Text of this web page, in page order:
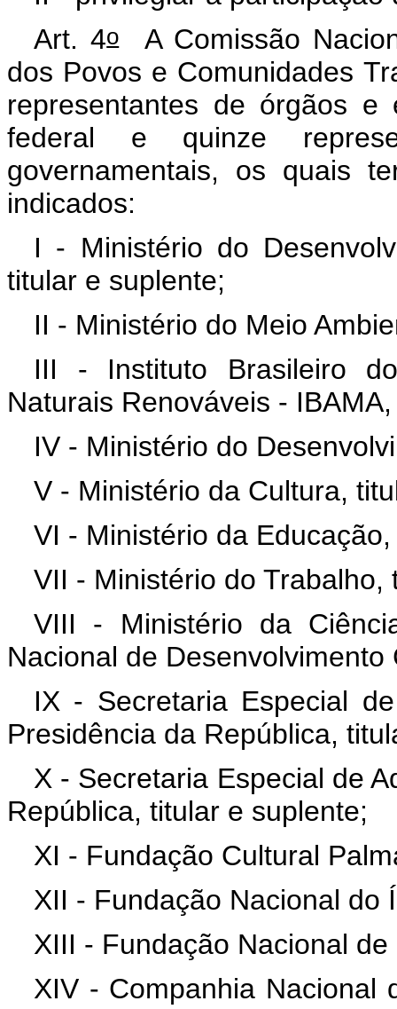
Art. 4oA Comissão
dos Povos e Comunidades
representantes de órgãos e
federal e quinze
governamentais, os quais
indicados:
I - Ministério do
titular e suplente;
II - Ministério do Meio
III - Instituto Brasileiro
Naturais Renováveis -
IV - Ministério do
V - Ministério da Cultura,
VI - Ministério da
VII - Ministério do Trabalho,
VIII - Ministério da
Nacional de
IX - Secretaria Especial
Presidência da República,
X - Secretaria Especial de
República, titular e suplente;
XI - Fundação Cultural
XII - Fundação Nacional do
XIII - Fundação Nacional
XIV - Companhia Nacional